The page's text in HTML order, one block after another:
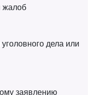
жалоб
дела или
заявлению